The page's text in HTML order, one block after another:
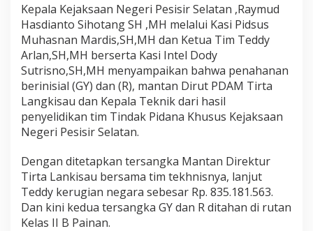
e
s
m
i
M
e
n
a
h
a
a
n
t
a
n
Kepala Kejaksaan Negeri Pesisir Selatan ,Raymud
Hasdianto Sihotang SH ,MH melalui Kasi Pidsus
Muhasnan Mardis,SH,MH dan Ketua Tim Teddy
Arlan,SH,MH berserta Kasi Intel Dody
Sutrisno,SH,MH menyampaikan bahwa penahanan
berinisial (GY) dan (R), mantan Dirut PDAM Tirta
Langkisau dan Kepala Teknik dari hasil
penyelidikan tim Tindak Pidana Khusus Kejaksaan
Negeri Pesisir Selatan.
Dengan ditetapkan tersangka Mantan Direktur
Tirta Lankisau bersama tim tekhnisnya, lanjut
Teddy kerugian negara sebesar Rp. 835.181.563.
Dan kini kedua tersangka GY dan R ditahan di rutan
Kelas II B Painan.